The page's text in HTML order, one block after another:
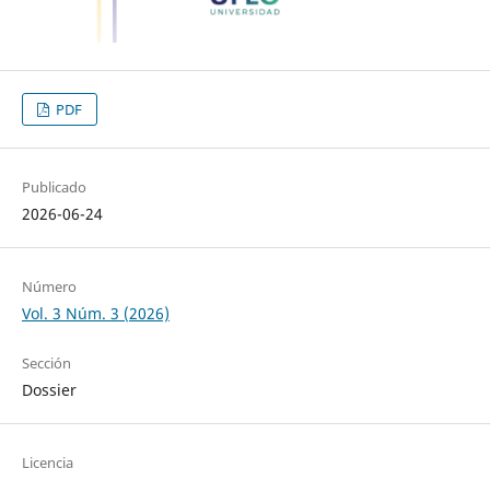
PDF
Publicado
2026-06-24
Número
Vol. 3 Núm. 3 (2026)
Sección
Dossier
Licencia